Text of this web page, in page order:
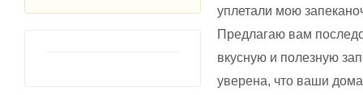
уплетали мою
Предлагаю вам
вкусную и полезную
уверена, что ваши